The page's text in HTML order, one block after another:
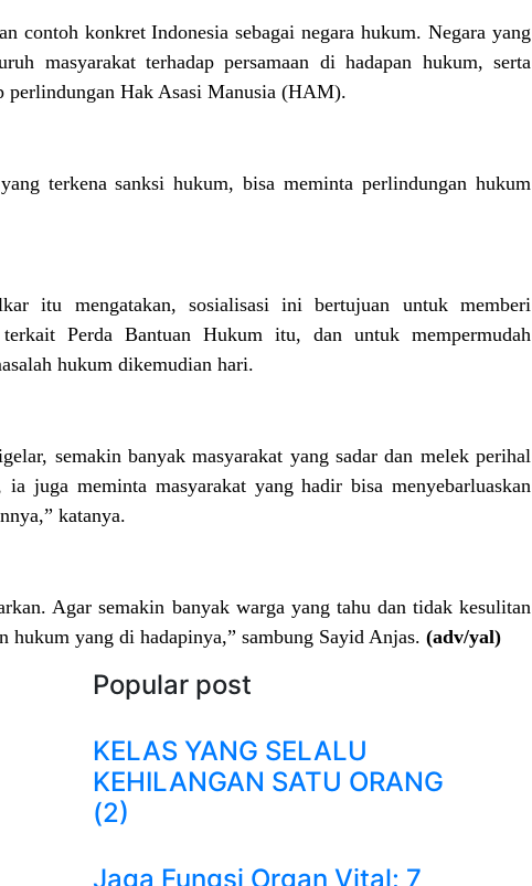
contoh konkret Indonesia sebagai negara hukum. Negara yang
masyarakat terhadap persamaan di hadapan hukum, serta
perlindungan Hak Asasi Manusia (HAM).
terkena sanksi hukum, bisa meminta perlindungan hukum
itu mengatakan, sosialisasi ini bertujuan untuk memberi
terkait Perda Bantuan Hukum itu, dan untuk mempermudah
hukum dikemudian hari.
semakin banyak masyarakat yang sadar dan melek perihal
juga meminta masyarakat yang hadir bisa menyebarluaskan
katanya.
Agar semakin banyak warga yang tahu dan tidak kesulitan
hukum yang di hadapinya,” sambung Sayid Anjas. (adv/yal)
Popular post
KELAS YANG SELALU
KEHILANGAN SATU ORANG
(2)
Jaga Fungsi Organ Vital: 7